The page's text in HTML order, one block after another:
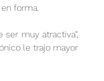
forma.
muy atractiva”,
le trajo mayor